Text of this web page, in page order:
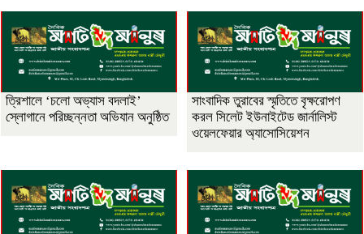
‎ত্রিশালে ‘চলো অভ্যাস বদলাই’
স্লোগানে পরিচ্ছন্নতা অভিযান অনুষ্ঠিত
সাংবাদিক তুরাবের স্মৃতিতে বৃক্ষরোপণ
করল সিলেট ইউনাইটেড জার্নালিস্ট
ওয়েলফেয়ার অ্যাসোসিয়েশন